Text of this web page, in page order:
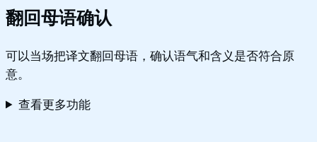
翻回母语确认
可以当场把译文翻回母语，确认语气和含义是否符合原
意。
查看更多功能